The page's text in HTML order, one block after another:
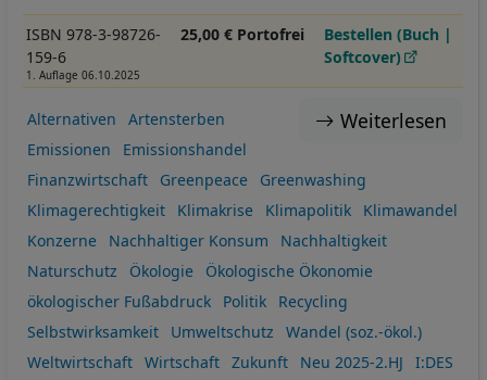
ISBN 978-3-98726-
159-6
1. Auflage 06.10.2025
25,00 € Portofrei
Bestellen (Buch |
Softcover)
Weiterlesen
Alternativen
Artensterben
Emissionen
Emissionshandel
Finanzwirtschaft
Greenpeace
Greenwashing
Klimagerechtigkeit
Klimakrise Klimapolitik
Klimawandel
Konzerne
Nachhaltiger Konsum
Nachhaltigkeit
Naturschutz
Ökologie
Ökologische Ökonomie
ökologischer Fußabdruck
Politik
Recycling
Selbstwirksamkeit
Umweltschutz
Wandel (soz.-ökol.)
Weltwirtschaft
Wirtschaft Zukunft Neu 2025-2.HJ
I:DES